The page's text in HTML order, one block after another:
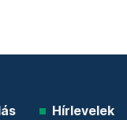
Hírlevelek